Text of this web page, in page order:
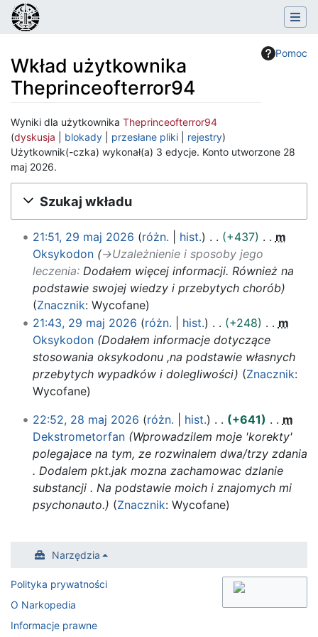
Pomoc
Wkład użytkownika
Theprinceofterror94
Wyniki dla użytkownika Theprinceofterror94
dyskusja
blokady przesłane pliki
rejestry
Użytkownik(-czka) wykonał(a) 3 edycje. Konto utworzone 28
maj 2026.
Skocz do:nawigacja,szukaj
Szukaj wkładu
21:51, 29 maj 2026 różn. hist. +437
m
Oksykodon →Uzależnienie i sposoby jego
leczenia: Dodałem więcej informacji. Również na
podstawie swojej wiedzy i przebytych chorób
Znacznik: Wycofane
21:43, 29 maj 2026
różn. hist. +248
m
Oksykodon Dodałem informacje dotyczące
stosowania oksykodonu ,na podstawie własnych
przebytych wypadków i dolegliwości
Znacznik:
Wycofane
22:52, 28 maj 2026 różn. hist. +641
m
Dekstrometorfan Wprowadzilem moje 'korekty'
polegajace na tym, ze rozwinalem dwa/trzy zdania
. Dodalem pkt.jak mozna zachamowac dzlanie
substancji . Na podstawie moich i znajomych mi
psychonauto.
Znacznik: Wycofane
Narzędzia
Polityka prywatności
O Narkopedia
Informacje prawne